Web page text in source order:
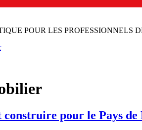
POUR LES PROFESSIONNELS
pour le Pays de